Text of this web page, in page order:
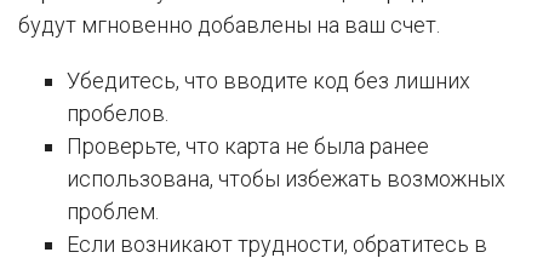
будут мгновенно добавлены на ваш счет.
Убедитесь, что вводите код без лишних
пробелов.
Проверьте, что карта не была ранее
использована, чтобы избежать возможных
проблем.
Если возникают трудности, обратитесь в